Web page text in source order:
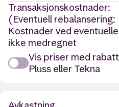
Transaksjonskostnader:
(Eventuell rebalansering:
Kostnader ved
ikke medregnet
Vis priser med
Pluss eller Tekna